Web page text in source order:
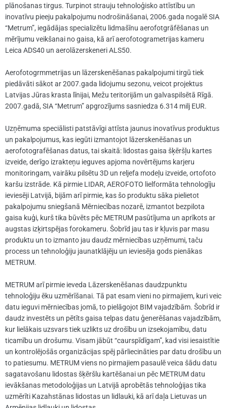
plānošanas tirgus. Turpinot strauju tehnoloģisko attīstību un
inovatīvu pieeju pakalpojumu nodrošināšanai, 2006.gada nogalē SIA
“Metrum”, iegādājas specializētu lidmašīnu aerofotgrāfēšanas un
mērījumu veikšanai no gaisa, kā arī aerofotogrametrijas kameru
Leica ADS40 un aerolāzerskeneri ALS50.
Aerofotogrmmetrijas un lāzerskenēšanas pakalpojumi tirgū tiek
piedāvāti sākot ar 2007.gada lidojumu sezonu, veicot projektus
Latvijas Jūras krasta līnijai, Mežu teritorijām un galvaspilsētā Rīgā.
2007.gadā, SIA “Metrum” apgrozījums sasniedza 6.314 milj EUR.
Uzņēmuma speciālisti patstāvīgi attīsta jaunus inovatīvus produktus
un pakalpojumus, kas iegūti izmantojot lāzerskenēšanas un
aerofotografēšanas datus, tai skaitā: lidostas gaisa šķēršļu kartes
izveide, derīgo izrakteņu ieguves apjoma novērtējums karjeru
monitoringam, vairāku pilsētu 3D un reljefa modeļu izveide, ortofoto
karšu izstrāde. Kā pirmie LIDAR, AEROFOTO lielformāta tehnologīju
ieviesēji Latvijā, bijām arī pirmie, kas šo produktu sāka pielietot
pakalpojumu sniegšanā Mērniecības nozarē, izmantot bezpilota
gaisa kuģi, kurš tika būvēts pēc METRUM pasūtījuma un aprīkots ar
augstas izķirtspējas forokameru. Šobrīd jau tas ir kļuvis par masu
produktu un to izmanto jau daudz mērniecības uzņēmumi, taču
process un tehnoloģiju jaunatklājēju un ieviesēja gods pienākas
METRUM.
METRUM arī pirmie ieveda Lāzerskenēšanas daudzpunktu
tehnoloģiju ēku uzmērīšanai. Tā pat esam vieni no pirmajiem, kuri veic
datu ieguvi mērniecības jomā, to pielāgojot BIM vajadzībām. Šobrīd ir
daudz investēts un pētīts gaisa telpas datu ģenerēšanas vajadzībām,
kur lielākais uzsvars tiek uzlikts uz drošību un izsekojamību, datu
ticamību un drošumu. Visam jābūt “caurspīdīgam”, kad visi iesaistītie
un kontrolējošās organizācijas spēj pārliecināties par datu drošību un
to patiesumu. METRUM viens no pirmajiem pasaulē veica šādu datu
sagatavošanu lidostas šķēršlu kartēšanai un pēc METRUM datu
ievākšanas metodoloģijas un Latvijā aprobētās tehnoloģijas tika
uzmērīti Kazahstānas lidostas un lidlauki, kā arī daļa Lietuvas un